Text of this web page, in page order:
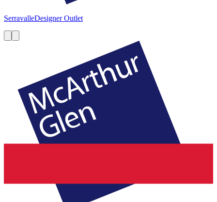
SerravalleDesigner Outlet